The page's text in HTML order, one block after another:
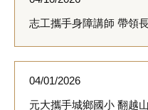
志工攜手身障講師 帶領
04/01/2026
元大攜手城鄉國小 翻越